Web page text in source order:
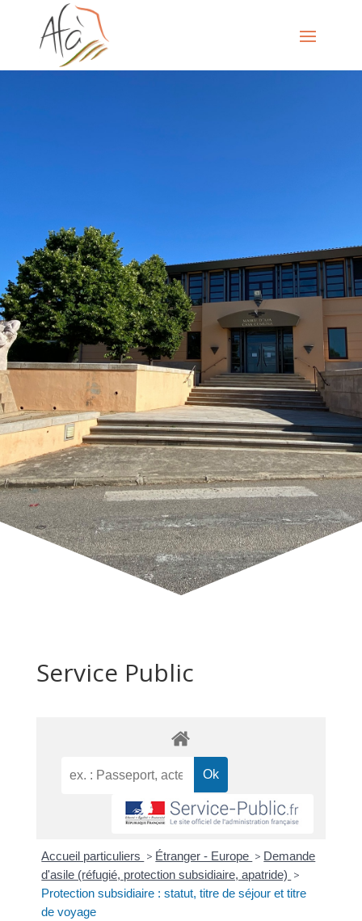
Service Public
Accueil particuliers > Étranger - Europe > Demande
d'asile (réfugié, protection subsidiaire, apatride) >
Protection subsidiaire : statut, titre de séjour et titre
de voyage